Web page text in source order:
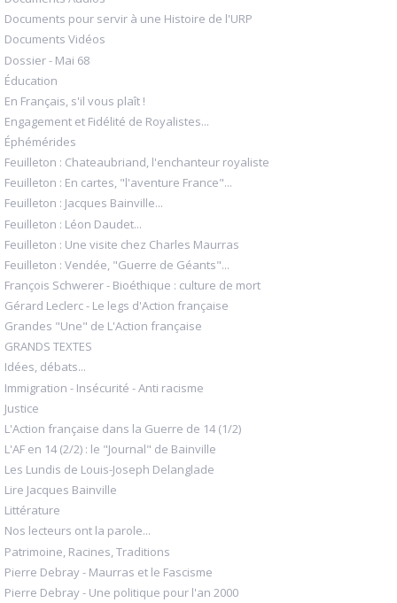
Documents pour servir à une Histoire de l'URP
Documents Vidéos
Dossier - Mai 68
Éducation
En Français, s'il vous plaît !
Engagement et Fidélité de Royalistes...
Éphémérides
Feuilleton : Chateaubriand, l'enchanteur royaliste
Feuilleton : En cartes, "l'aventure France"...
Feuilleton : Jacques Bainville...
Feuilleton : Léon Daudet...
Feuilleton : Une visite chez Charles Maurras
Feuilleton : Vendée, "Guerre de Géants"...
François Schwerer - Bioéthique : culture de mort
Gérard Leclerc - Le legs d'Action française
Grandes "Une" de L'Action française
GRANDS TEXTES
Idées, débats...
Immigration - Insécurité - Anti racisme
Justice
L'Action française dans la Guerre de 14 (1/2)
L'AF en 14 (2/2) : le "Journal" de Bainville
Les Lundis de Louis-Joseph Delanglade
Lire Jacques Bainville
Littérature
Nos lecteurs ont la parole...
Patrimoine, Racines, Traditions
Pierre Debray - Maurras et le Fascisme
Pierre Debray - Une politique pour l'an 2000